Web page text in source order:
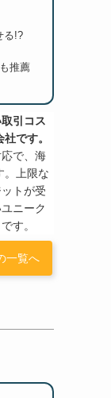
る!?
推薦
引コス
です。
で、海
。上限な
トが受
ニーク
す。
一覧へ